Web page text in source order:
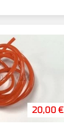
20,00 €